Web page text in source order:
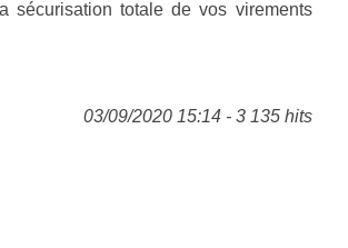
sécurisation totale de vos virements
03/09/2020 15:14 - 3 135 hits